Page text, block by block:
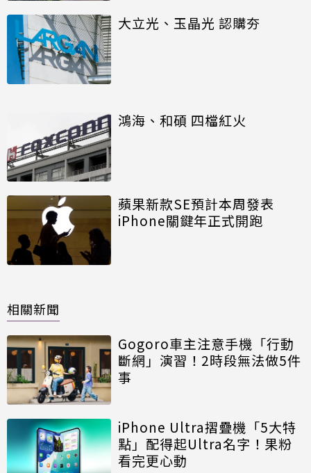
大立光、玉晶光 認購夯
鴻海、和碩 四檔紅火
蘋果新款SE預計本周發表
iPhone關鍵年正式開跑
相關新聞
Gogoro車主注意手機「行動
斷網」演習！2時段無法做5件
事
iPhone Ultra摺疊機「5大特
點」配得起Ultra名字！果粉
看完更心動